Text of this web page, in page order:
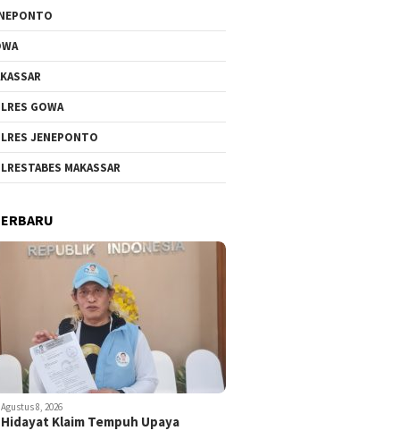
GOWA
JENEPONTO
MAKASSAR
Agustus 8, 2026
Klaim Tempuh Upaya